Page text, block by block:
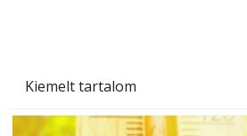
Kiemelt tartalom